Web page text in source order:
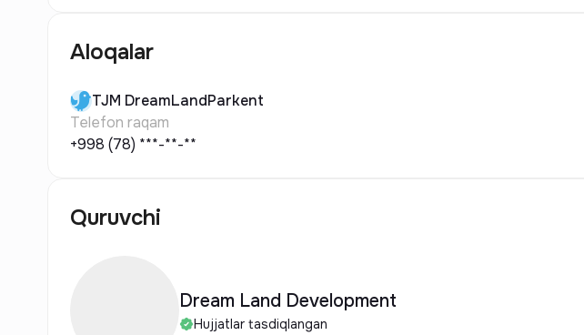
Aloqalar
TJM DreamLandParkent
Telefon raqam
+998 (78) ***-**-**
Quruvchi
Dream Land Development
Hujjatlar tasdiqlangan